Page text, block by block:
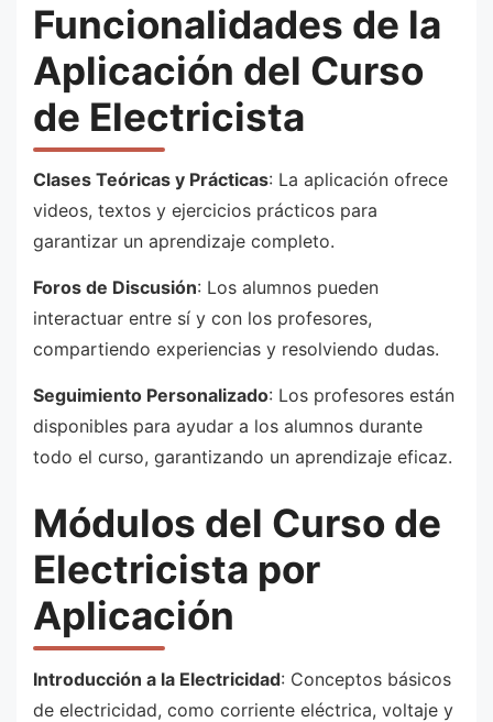
Funcionalidades de la
Aplicación del Curso
de Electricista
Clases Teóricas y Prácticas: La aplicación ofrece
videos, textos y ejercicios prácticos para
garantizar un aprendizaje completo.
Foros de Discusión: Los alumnos pueden
interactuar entre sí y con los profesores,
compartiendo experiencias y resolviendo dudas.
Seguimiento Personalizado: Los profesores están
disponibles para ayudar a los alumnos durante
todo el curso, garantizando un aprendizaje eficaz.
Módulos del Curso de
Electricista por
Aplicación
Introducción a la Electricidad: Conceptos básicos
de electricidad, como corriente eléctrica, voltaje y